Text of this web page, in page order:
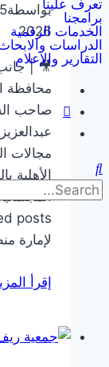
تعرف علينا
برامجنا
الخدمات الرقمية
الدراسات
التقارير والإعلام
بواسطة5 فبراير، 2026
2026
🎥 |
محافظة
صاحب
مجالات
الأهلية
لإمارة
إقرأ